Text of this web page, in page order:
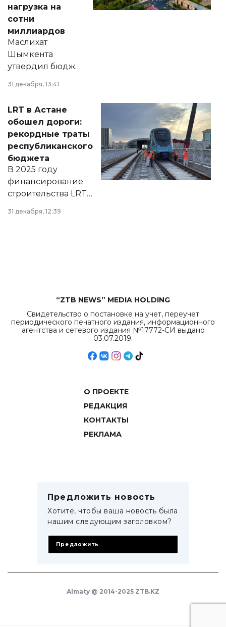
нагрузка на
сотни
миллиардов
Маслихат
Шымкента
утвердил бюджет
города на 2026–
2028 годы.
документ
появился в базе
нормативных
правовых актов и
на сайте маслихат
города.
31 декабря, 13:41
LRT в Астане
обошел дороги:
рекордные траты
республиканского
бюджета
В 2025 году
финансирование
строительства LRT
в Астане из
республиканского
31 декабря, 12:39
“ZTB NEWS” MEDIA HOLDING
Свидетельство о постановке на учет, переучет
периодического печатного издания, информационного
агентства и сетевого издания №17772-СИ выдано
03.07.2019.
О ПРОЕКТЕ
РЕДАКЦИЯ
КОНТАКТЫ
РЕКЛАМА
Предложить новость
Хотите, чтобы ваша новость была
нашим следующим заголовком?
Предложить
Almaty @ 2014-2025 ZTB.KZ